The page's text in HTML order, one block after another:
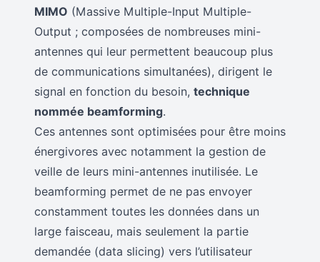
MIMO (Massive Multiple-Input Multiple-
Output ; composées de nombreuses mini-
antennes qui leur permettent beaucoup plus
de communications simultanées), dirigent le
signal en fonction du besoin, technique
nommée beamforming.
Ces antennes sont optimisées pour être moins
énergivores avec notamment la gestion de
veille de leurs mini-antennes inutilisée. Le
beamforming permet de ne pas envoyer
constamment toutes les données dans un
large faisceau, mais seulement la partie
demandée (data slicing) vers l’utilisateur